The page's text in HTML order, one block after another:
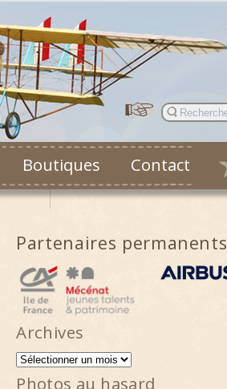
Boutiques Contact
Partenaires permanents
Archives
Archives
Photos au hasard